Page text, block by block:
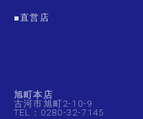
■直営店
旭町本店
古河市旭町2-10-9
TEL：0280-32-7145